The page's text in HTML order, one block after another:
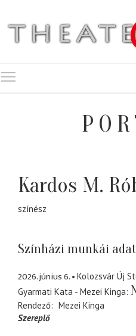
Kardos M.
színész
Színházi munkái
2026. június 6.
Kolozsvár Új
Gyarmati Kata - Mezei Kinga
Rendező
Mezei Kinga
Szereplő